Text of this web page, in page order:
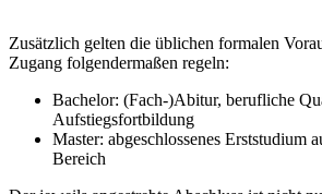
Zusätzlich gelten die üblichen formalen
Zugang folgendermaßen regeln:
Bachelor: (Fach-)Abitur, berufliche
Aufstiegsfortbildung
Master: abgeschlossenes Erststudium
Bereich